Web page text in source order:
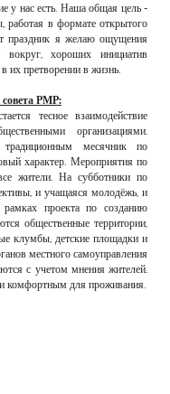
у нас есть. Наша общая цель -
в формате открытого
праздник я желаю ощущения
вокруг, хороших инициатив
их претворении в жизнь.
совета РМР:
тесное взаимодействие
организациями.
месячник по
характер. Мероприятия по
жители. На субботники по
и учащаяся молодёжь, и
проекта по созданию
общественные территории,
клумбы, детские площадки и
местного самоуправления
с учетом мнения жителей.
комфортным для проживания.